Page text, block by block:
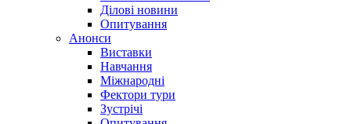
Ділові новини
Опитування
Анонси
Виставки
Навчання
Міжнародні
Фектори тури
Зустрічі